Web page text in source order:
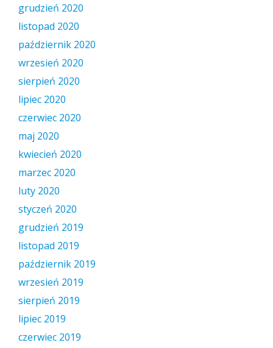
grudzień 2020
listopad 2020
październik 2020
wrzesień 2020
sierpień 2020
lipiec 2020
czerwiec 2020
maj 2020
kwiecień 2020
marzec 2020
luty 2020
styczeń 2020
grudzień 2019
listopad 2019
październik 2019
wrzesień 2019
sierpień 2019
lipiec 2019
czerwiec 2019